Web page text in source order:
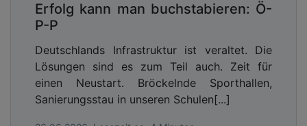
Erfolg kann man buchstabieren: Ö-
P-P
Deutschlands Infrastruktur ist veraltet. Die
Lösungen sind es zum Teil auch. Zeit für
einen Neustart. Bröckelnde Sporthallen,
Sanierungsstau in unseren Schulen[...]